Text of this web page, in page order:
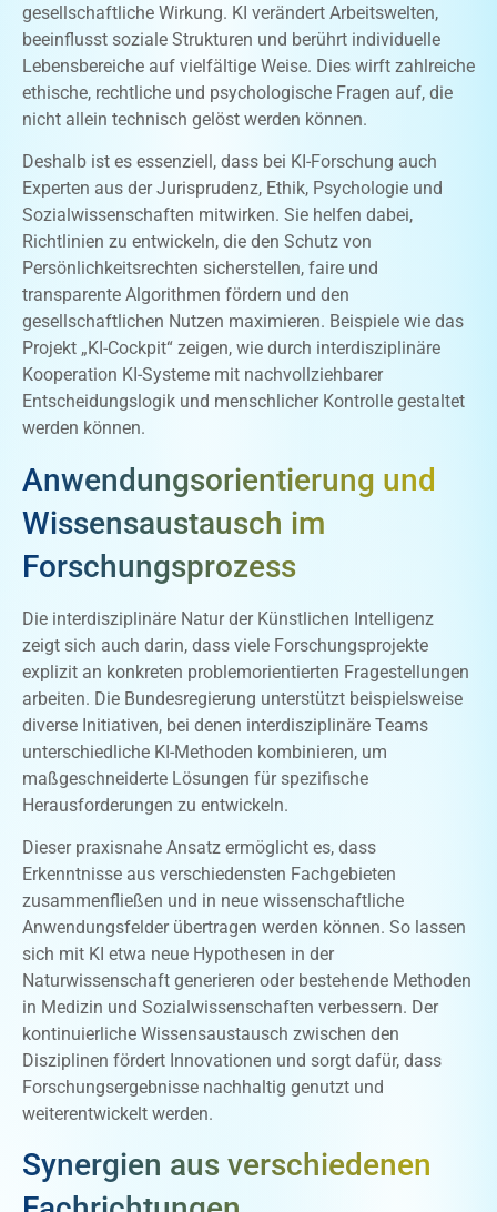
gesellschaftliche Wirkung. KI verändert Arbeitswelten,
beeinflusst soziale Strukturen und berührt individuelle
Lebensbereiche auf vielfältige Weise. Dies wirft zahlreiche
ethische, rechtliche und psychologische Fragen auf, die
nicht allein technisch gelöst werden können.
Deshalb ist es essenziell, dass bei KI-Forschung auch
Experten aus der Jurisprudenz, Ethik, Psychologie und
Sozialwissenschaften mitwirken. Sie helfen dabei,
Richtlinien zu entwickeln, die den Schutz von
Persönlichkeitsrechten sicherstellen, faire und
transparente Algorithmen fördern und den
gesellschaftlichen Nutzen maximieren. Beispiele wie das
Projekt „KI-Cockpit“ zeigen, wie durch interdisziplinäre
Kooperation KI-Systeme mit nachvollziehbarer
Entscheidungslogik und menschlicher Kontrolle gestaltet
werden können.
Anwendungsorientierung und
Wissensaustausch im
Forschungsprozess
Die interdisziplinäre Natur der Künstlichen Intelligenz
zeigt sich auch darin, dass viele Forschungsprojekte
explizit an konkreten problemorientierten Fragestellungen
arbeiten. Die Bundesregierung unterstützt beispielsweise
diverse Initiativen, bei denen interdisziplinäre Teams
unterschiedliche KI-Methoden kombinieren, um
maßgeschneiderte Lösungen für spezifische
Herausforderungen zu entwickeln.
Dieser praxisnahe Ansatz ermöglicht es, dass
Erkenntnisse aus verschiedensten Fachgebieten
zusammenfließen und in neue wissenschaftliche
Anwendungsfelder übertragen werden können. So lassen
sich mit KI etwa neue Hypothesen in der
Naturwissenschaft generieren oder bestehende Methoden
in Medizin und Sozialwissenschaften verbessern. Der
kontinuierliche Wissensaustausch zwischen den
Disziplinen fördert Innovationen und sorgt dafür, dass
Forschungsergebnisse nachhaltig genutzt und
weiterentwickelt werden.
Synergien aus verschiedenen